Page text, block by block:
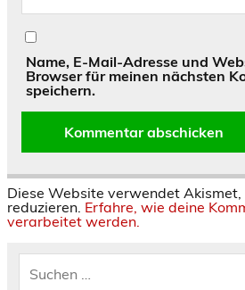
Name, E-Mail-Adresse und
Browser für meinen nächsten
speichern.
Diese Website verwendet Akismet,
reduzieren. Erfahre, wie deine
verarbeitet werden.